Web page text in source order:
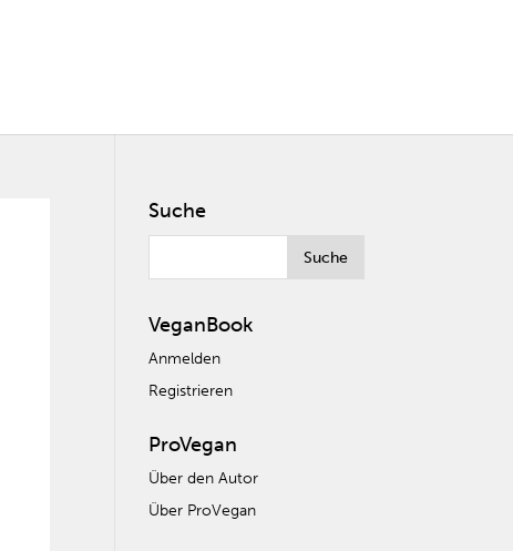
Suche
VeganBook
Anmelden
Registrieren
ProVegan
Über den Autor
Über ProVegan